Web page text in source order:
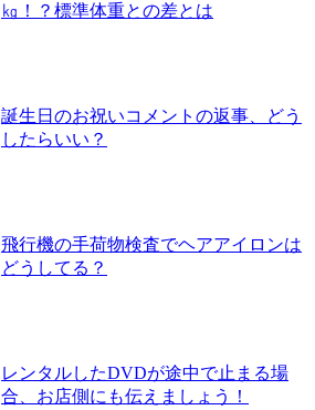
㎏！？標準体重との差とは
誕生日のお祝いコメントの返事、どう
したらいい？
飛行機の手荷物検査でヘアアイロンは
どうしてる？
レンタルしたDVDが途中で止まる場
合、お店側にも伝えましょう！